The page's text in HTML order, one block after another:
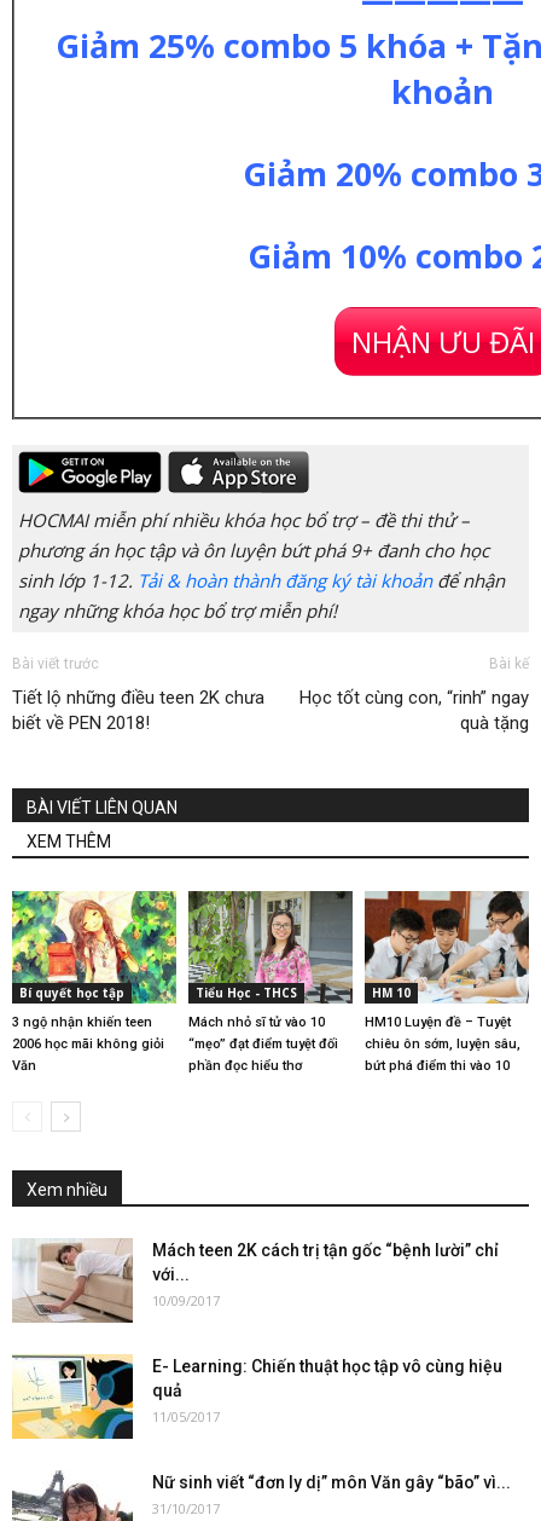
Giảm 25% combo 5 khóa +
khoản
Giảm 20% combo
Giảm 10% combo
NHẬN ƯU ĐÃI
HOCMAI miễn phí nhiều khóa học bổ trợ – đề thi thử –
phương án học tập và ôn luyện bứt phá 9+ đanh cho học
sinh lớp 1-12. Tải & hoàn thành đăng ký tài khoảnđể nhận
ngay những khóa học bổ trợ miễn phí!
Bài viết trước
Tiết lộ những điều teen 2K chưa
biết về PEN 2018!
Bài kế
Học tốt cùng con, “rinh” ngay
quà tặng
BÀI VIẾT LIÊN QUAN
XEM THÊM
Bí quyết học tập
3 ngộ nhận khiến teen
2006 học mãi không giỏi
Văn
Tiểu Học - THCS
Mách nhỏ sĩ tử vào 10
“mẹo” đạt điểm tuyệt đối
phần đọc hiểu thơ
HM 10
HM10 Luyện đề – Tuyệt
chiêu ôn sớm, luyện sâu,
bứt phá điểm thi vào 10
Xem nhiều
Mách teen 2K cách trị tận gốc “bệnh lười” chỉ
với...
10/09/2017
E- Learning: Chiến thuật học tập vô cùng hiệu
quả
11/05/2017
Nữ sinh viết “đơn ly dị” môn Văn gây “bão” vì...
31/10/2017